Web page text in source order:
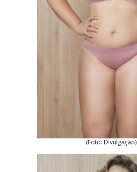
(Foto: Divulgação)